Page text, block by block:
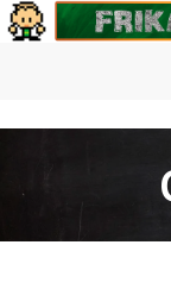
Saltar
al